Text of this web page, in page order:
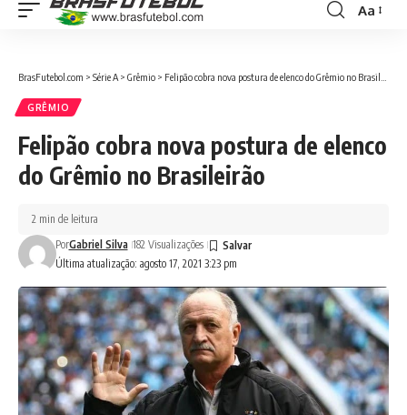
Aa
BrasFutebol.com > Série A > Grêmio > Felipão cobra nova postura de elenco do Grêmio no Brasileirão
GRÊMIO
Felipão cobra nova postura de elenco
do Grêmio no Brasileirão
Última atualização: agosto 17, 2021 3:23 pm
PorGabriel Silva 182 Visualizações
2 min de leitura